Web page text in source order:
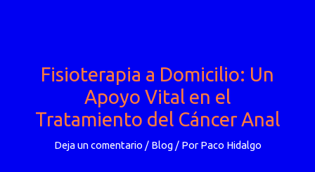
Fisioterapia a Domicilio: Un
Apoyo Vital en el
Tratamiento del Cáncer Anal
Deja un comentario / Blog/ Por Paco Hidalgo